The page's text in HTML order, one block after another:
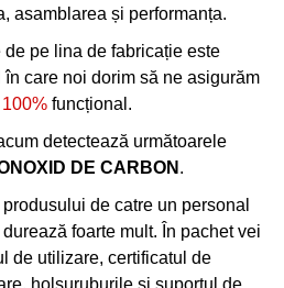
asamblarea și performanța.
pe lina de fabricație este
care noi dorim să ne asigurăm
100% funcțional.
detectează următoarele
DE CARBON .
de catre un personal
foarte mult. În pachet vei
de utilizare, certificatul de